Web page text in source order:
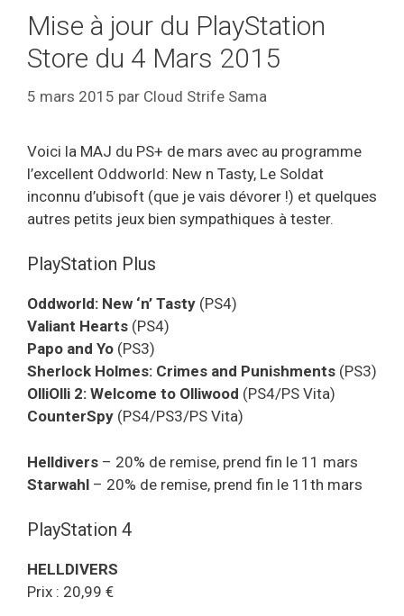
Mise à jour du PlayStation
Store du 4 Mars 2015
5 mars 2015 par Cloud Strife Sama
Voici la MAJ du PS+ de mars avec au programme
l’excellent Oddworld: New n Tasty, Le Soldat
inconnu d’ubisoft (que je vais dévorer !) et quelques
autres petits jeux bien sympathiques à tester.
PlayStation Plus
Oddworld: New ‘n’ Tasty (PS4)
Valiant Hearts (PS4)
Papo and Yo (PS3)
Sherlock Holmes: Crimes and Punishments (PS3)
OlliOlli 2: Welcome to Olliwood (PS4/PS Vita)
CounterSpy (PS4/PS3/PS Vita)
Helldivers – 20% de remise, prend fin le 11 mars
Starwahl – 20% de remise, prend fin le 11th mars
PlayStation 4
HELLDIVERS
Prix : 20,99 €